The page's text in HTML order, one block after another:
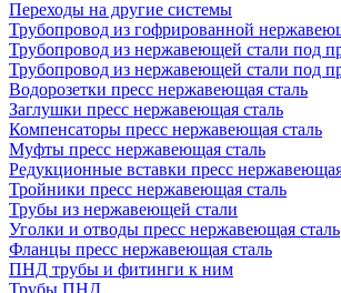
Переходы на другие системы
Трубопровод из гофрированной
Трубопровод из нержавеющей стали под
Трубопровод из нержавеющей стали под
Водорозетки пресс нержавеющая сталь
Заглушки пресс нержавеющая сталь
Компенсаторы пресс нержавеющая сталь
Муфты пресс нержавеющая сталь
Редукционные вставки пресс
Тройники пресс нержавеющая сталь
Трубы из нержавеющей стали
Уголки и отводы пресс нержавеющая сталь
Фланцы пресс нержавеющая сталь
ПНД трубы и фитинги к ним
Трубы ПНД